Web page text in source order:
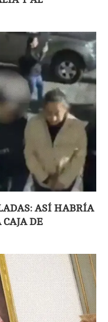
ASÍ HABRÍA
CAJA DE